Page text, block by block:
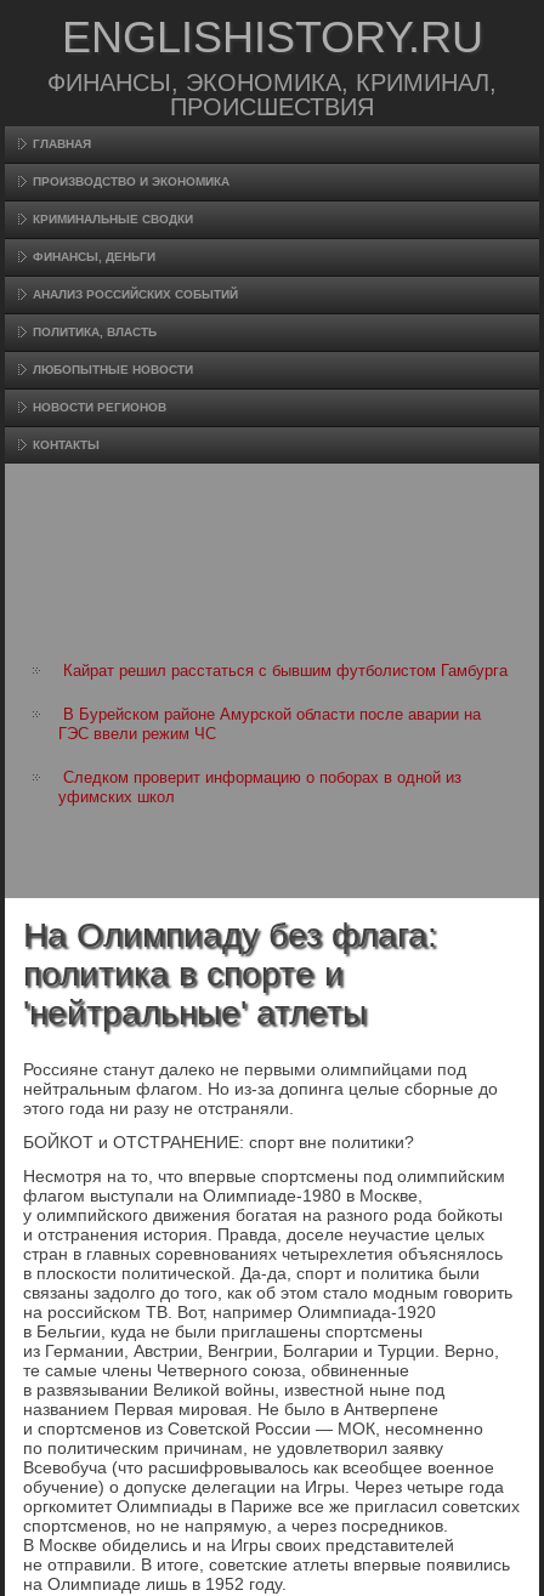
ENGLISHISTORY.RU
ФИНАНСЫ, ЭКОНОМИКА, КРИМИНАЛ,
ПРОИСШЕСТВИЯ
ГЛАВНАЯ
ПРОИЗВΟДСТВО И ЭКОНОМИКА
КРИМИНАЛЬНЫЕ СВОДКИ
ФИНАНСЫ, ДЕНЬГИ
АНАЛИЗ РОССИЙСКИХ СОБЫТИЙ
ПОЛИТИКА, ВЛАСТЬ
ЛЮБОПЫТНЫЕ НОВОСТИ
НОВОСТИ РЕГИОНОВ
КОНТАКТЫ
Кайрат решил расстаться с бывшим футболистом Гамбурга
В Бурейском районе Амурской области после аварии на
ГЭС ввели режим ЧС
Следком проверит информацию о поборах в одной из
уфимских школ
На Олимпиаду без флага:
политика в спорте и
'нейтральные' атлеты
Россияне станут далеко не первыми олимпийцами под
нейтральным флагом. Но из-за допинга целые сборные до
этого года ни разу не отстраняли.
БОЙКОТ и ОТСТРАНЕНИЕ: спорт вне политики?
Несмотря на то, что впервые спортсмены под олимпийским
флагом выступали на Олимпиаде-1980 в Москве,
у олимпийского движения богатая на разного рода бойкоты
и отстранения история. Правда, доселе неучастие целых
стран в главных соревнованиях четырехлетия объяснялось
в плоскости политической. Да-да, спорт и политика были
связаны задолго до того, как об этом стало модным говорить
на российском ТВ. Вот, например Олимпиада-1920
в Бельгии, куда не были приглашены спортсмены
из Германии, Австрии, Венгрии, Болгарии и Турции. Верно,
те самые члены Четверного союза, обвиненные
в развязывании Великой войны, известной ныне под
названием Первая мировая. Не было в Антверпене
и спортсменов из Советской России — МОК, несомненно
по политическим причинам, не удовлетворил заявку
Всевобуча (что расшифровывалось как всеобщее военное
обучение) о допуске делегации на Игры. Через четыре года
оргкомитет Олимпиады в Париже все же пригласил советских
спортсменов, но не напрямую, а через посредников.
В Москве обиделись и на Игры своих представителей
не отправили. В итоге, советские атлеты впервые появились
на Олимпиаде лишь в 1952 году.